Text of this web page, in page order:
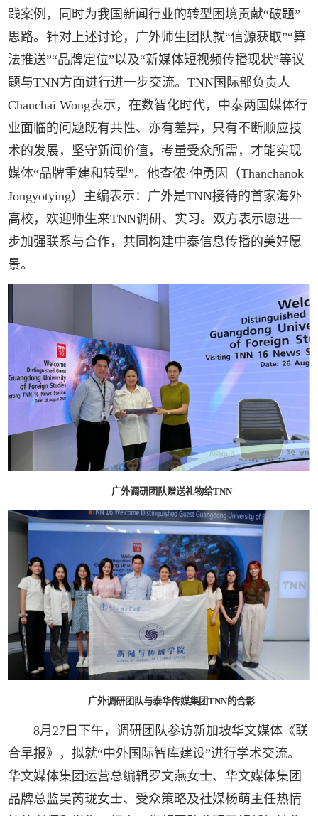
践案例，同时为我国新闻行业的转型困境贡献“破题”
思路。针对上述讨论，广外师生团队就“信源获取”“算
法推送”“品牌定位”以及“新媒体短视频传播现状”等议
题与TNN方面进行进一步交流。TNN国际部负责人
Chanchai Wong表示，在数智化时代，中泰两国媒体行
业面临的问题既有共性、亦有差异，只有不断顺应技
术的发展，坚守新闻价值，考量受众所需，才能实现
媒体“品牌重建和转型”。他查侬·仲勇因（Thanchanok
Jongyotying）主编表示：广外是TNN接待的首家海外
高校，欢迎师生来TNN调研、实习。双方表示愿进一
步加强联系与合作，共同构建中泰信息传播的美好愿
景。
广外调研团队赠送礼物给TNN
广外调研团队与泰华传媒集团TNN的合影
8月27日下午，调研团队参访新加坡华文媒体《联
合早报》，拟就“中外国际智库建设”进行学术交流。
华文媒体集团运营总编辑罗文燕女士、华文媒体集团
品牌总监吴芮珑女士、受众策略及社媒杨萌主任热情